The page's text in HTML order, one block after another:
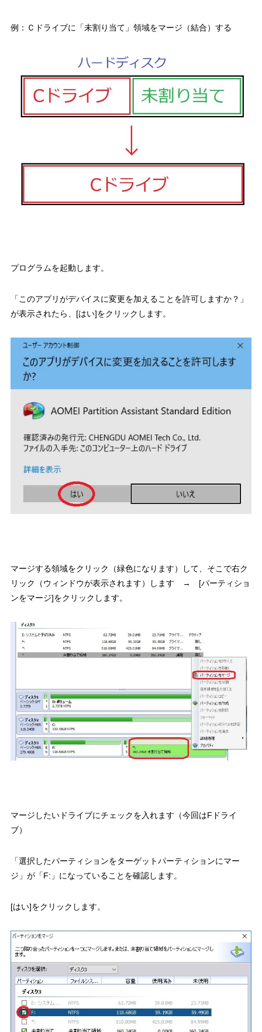
例：Ｃドライブに「未割り当て」領域をマージ（結合）する
プログラムを起動します。
「このアプリがデバイスに変更を加えることを許可しますか？」
が表示されたら、[はい]をクリックします。
マージする領域をクリック（緑色になります）して、そこで右ク
リック（ウィンドウが表示されます）します → [パーティショ
ンをマージ]をクリックします。
マージしたいドライブにチェックを入れます（今回はFドライ
ブ）
「選択したパーティションをターゲットパーティションにマー
ジ」が「F:」になっていることを確認します。
[はい]をクリックします。